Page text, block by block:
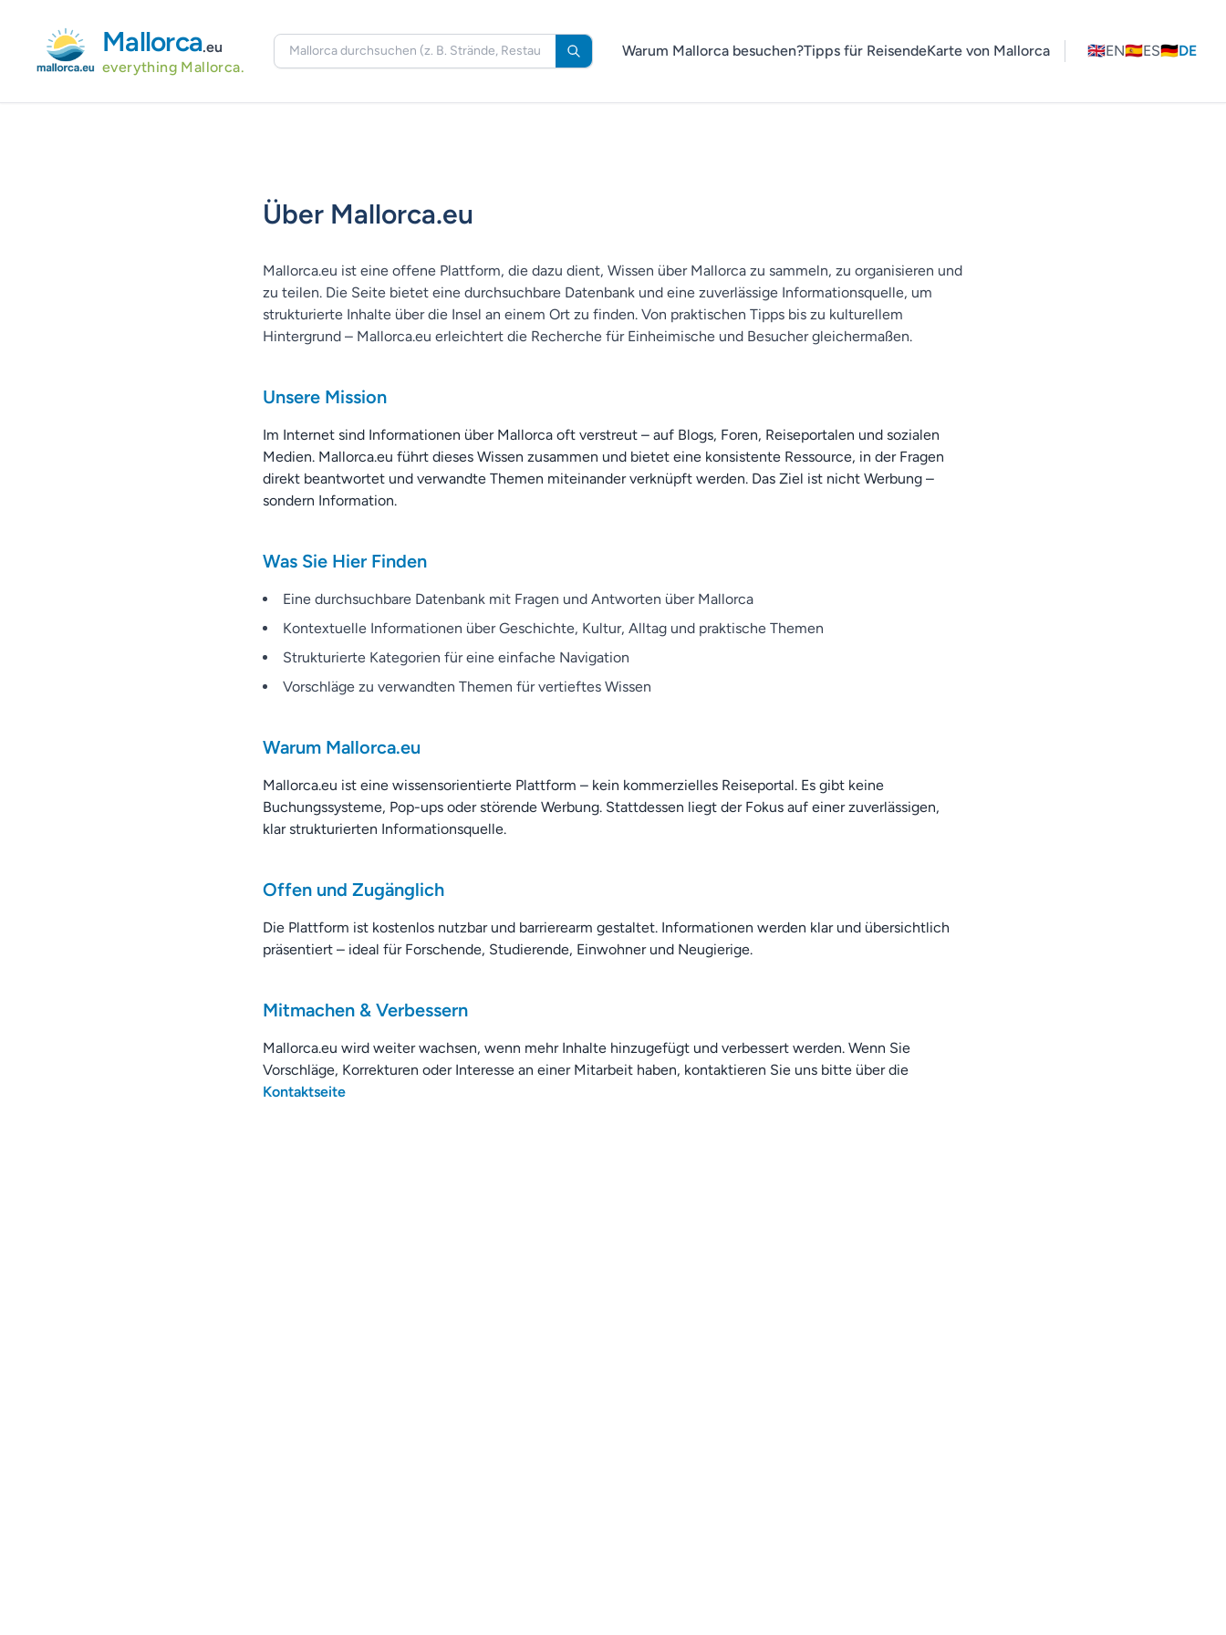
Mallorca.eu
everything Mallorca.
Warum Mallorca besuchen?Tipps für ReisendeKarte von Mallorca 🇬🇧EN🇪🇸ES🇩🇪DE
Über Mallorca.eu
Mallorca.eu ist eine offene Plattform, die dazu dient, Wissen über Mallorca zu sammeln, zu organisieren und
zu teilen. Die Seite bietet eine durchsuchbare Datenbank und eine zuverlässige Informationsquelle, um
strukturierte Inhalte über die Insel an einem Ort zu finden. Von praktischen Tipps bis zu kulturellem
Hintergrund – Mallorca.eu erleichtert die Recherche für Einheimische und Besucher gleichermaßen.
Unsere Mission
Im Internet sind Informationen über Mallorca oft verstreut – auf Blogs, Foren, Reiseportalen und sozialen
Medien. Mallorca.eu führt dieses Wissen zusammen und bietet eine konsistente Ressource, in der Fragen
direkt beantwortet und verwandte Themen miteinander verknüpft werden. Das Ziel ist nicht Werbung –
sondern Information.
Was Sie Hier Finden
Eine durchsuchbare Datenbank mit Fragen und Antworten über Mallorca
Kontextuelle Informationen über Geschichte, Kultur, Alltag und praktische Themen
Strukturierte Kategorien für eine einfache Navigation
Vorschläge zu verwandten Themen für vertieftes Wissen
Warum Mallorca.eu
Mallorca.eu ist eine wissensorientierte Plattform – kein kommerzielles Reiseportal. Es gibt keine
Buchungssysteme, Pop-ups oder störende Werbung. Stattdessen liegt der Fokus auf einer zuverlässigen,
klar strukturierten Informationsquelle.
Offen und Zugänglich
Die Plattform ist kostenlos nutzbar und barrierearm gestaltet. Informationen werden klar und übersichtlich
präsentiert – ideal für Forschende, Studierende, Einwohner und Neugierige.
Mitmachen & Verbessern
Mallorca.eu wird weiter wachsen, wenn mehr Inhalte hinzugefügt und verbessert werden. Wenn Sie
Vorschläge, Korrekturen oder Interesse an einer Mitarbeit haben, kontaktieren Sie uns bitte über die
Kontaktseite